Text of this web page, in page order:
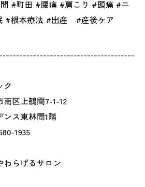
#町田 #腰痛 #肩こり #頭痛 #ニ
#根本療法 #出産 #産後ケア
ク
区上鶴間7-1-12
ンス東林間1階
1935
らげるサロン